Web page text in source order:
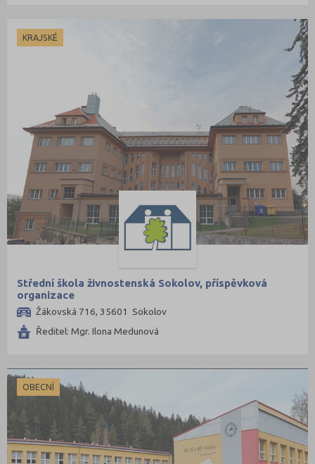
KRAJSKÉ
Střední škola živnostenská Sokolov, příspěvková
organizace
Žákovská 716, 35601 Sokolov
Ředitel: Mgr. Ilona Medunová
OBECNÍ